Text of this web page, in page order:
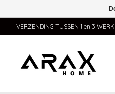
VERZENDING TUSSEN 1 en 3